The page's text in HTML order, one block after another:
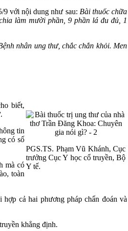
9 với nội dung như sau: Bài thuốc chữa
làm mười phần, 9 phần lá đu đủ, 1
nhân ung thư, chắc chắn khỏi. Men
PGS.TS. Phạm Vũ Khánh, Cục
trưởng Cục Y học cổ truyền, Bộ
Y tế.
biết,
tin
có số
mà có
toàn
cả hai phương pháp chẩn đoán và
khẳng định.